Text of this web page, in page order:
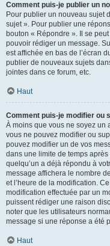
Comment puis-je publier un
Pour publier un nouveau sujet
sujet ». Pour publier une
bouton « Répondre ». Il se
pouvoir rédiger un message.
est affichée en bas de l’écran
publier de nouveaux sujets
jointes dans ce forum, etc.
Haut
Comment puis-je modifier ou
À moins que vous ne soyez un
vous ne pouvez modifier ou
pouvez modifier un de vos
dans une limite de temps
quelqu’un a déjà répondu à
message affichera le nombre
et l’heure de la modification. Ce
modification effectuée par un
puissent rédiger une raison
noter que les utilisateurs
message si une réponse a été
Haut